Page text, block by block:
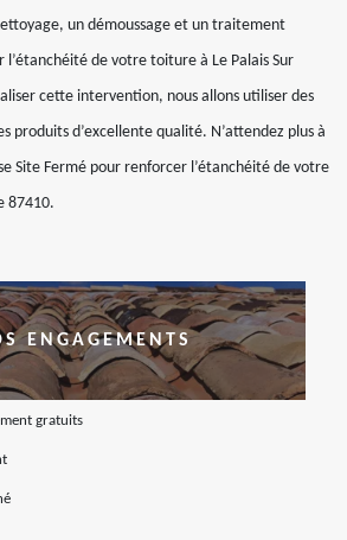
un démoussage et un traitement
de votre toiture à Le Palais Sur
cette intervention, nous allons utiliser des
produits d’excellente qualité. N’attendez plus à
Site Fermé pour renforcer l’étanchéité de votre
87410.
ENGAGEMENTS
gratuits